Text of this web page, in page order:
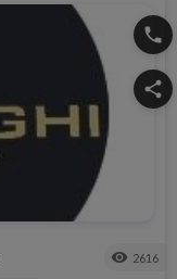
phone
share
visibility 2616